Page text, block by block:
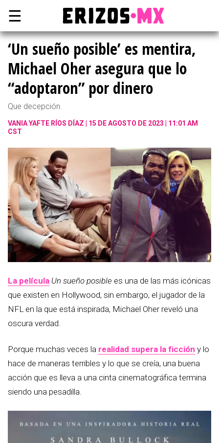
☰
‘Un sueño posible’ es mentira,
Michael Oher asegura que lo
“adoptaron” por dinero
Que decepción.
VANIA YAFTE RÍOS DÍAZ
15 DE AGOSTO DE 2023 | 11:01 AM
CST
La película Un sueño posible es una de las más icónicas
que existen en Hollywood, sin embargo, el jugador de la
NFL en la que está inspirada, Michael Oher reveló una
oscura verdad.
Porque muchas veces la realidad supera la ficción y lo
hace de maneras terribles y lo que se creía, una buena
acción que es lleva a una cinta cinematográfica termina
siendo una pesadilla.